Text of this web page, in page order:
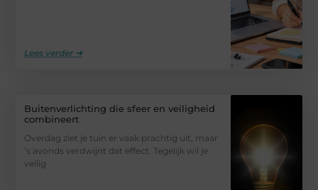
Lees verder ➜
Buitenverlichting die sfeer en veiligheid
combineert
Overdag ziet je tuin er vaak prachtig uit, maar
’s avonds verdwijnt dat effect. Tegelijk wil je
veilig